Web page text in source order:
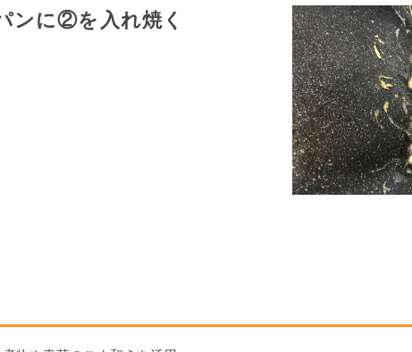
ンに②を入れ焼く